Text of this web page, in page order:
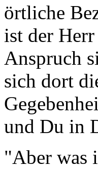
örtliche
ist der
Anspruch
sich dort
und Du in
"Aber was